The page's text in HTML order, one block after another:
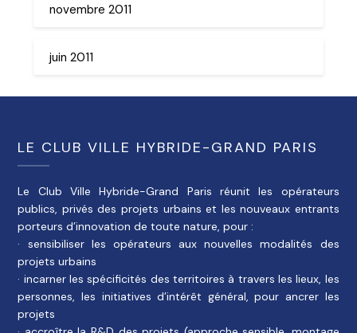
novembre 2011
juin 2011
LE CLUB VILLE HYBRIDE-GRAND PARIS
Le Club Ville Hybride-Grand Paris réunit les opérateurs
publics, privés des projets urbains et les nouveaux entrants
porteurs d’innovation de toute nature, pour :
· sensibiliser les opérateurs aux nouvelles modalités des
projets urbains
· incarner les spécificités des territoires à travers les lieux, les
personnes, les initiatives d’intérêt général, pour ancrer les
projets